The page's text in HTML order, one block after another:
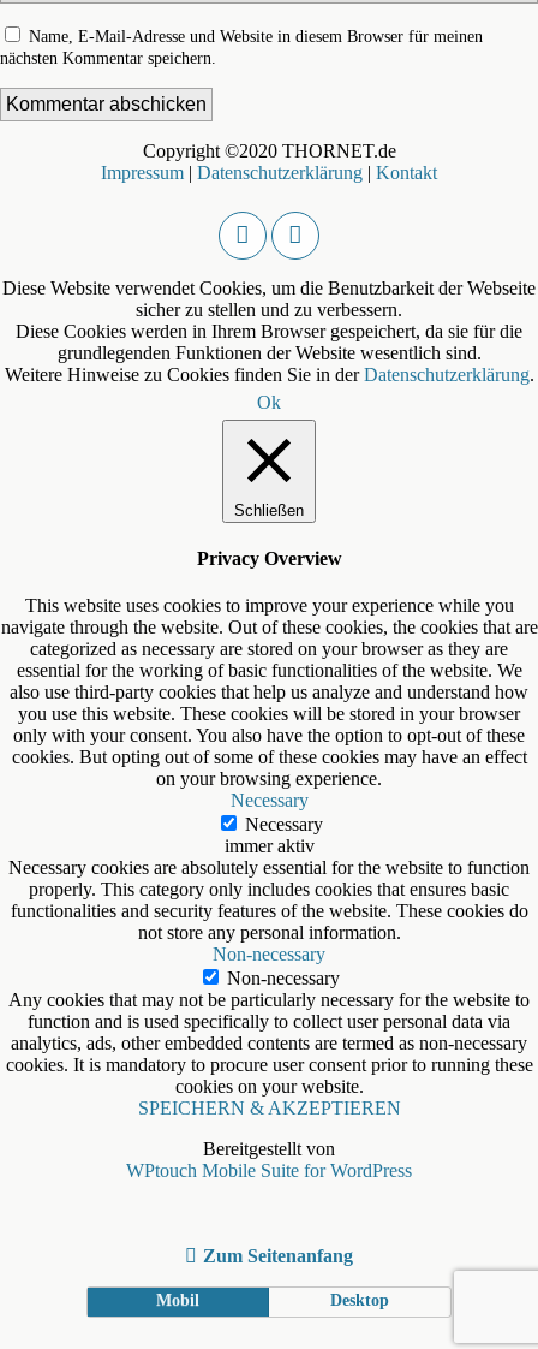
Name, E-Mail-Adresse und Website in diesem Browser für meinen
nächsten Kommentar speichern.
Copyright ©2020 THORNET.de
Impressum | Datenschutzerklärung | Kontakt
Diese Website verwendet Cookies, um die Benutzbarkeit der Webseite
sicher zu stellen und zu verbessern.
Diese Cookies werden in Ihrem Browser gespeichert, da sie für die
grundlegenden Funktionen der Website wesentlich sind.
Weitere Hinweise zu Cookies finden Sie in derDatenschutzerklärung.
Ok
Schließen
Privacy Overview
This website uses cookies to improve your experience while you
navigate through the website. Out of these cookies, the cookies that are
categorized as necessary are stored on your browser as they are
essential for the working of basic functionalities of the website. We
also use third-party cookies that help us analyze and understand how
you use this website. These cookies will be stored in your browser
only with your consent. You also have the option to opt-out of these
cookies. But opting out of some of these cookies may have an effect
on your browsing experience.
Necessary
Necessary
immer aktiv
Necessary cookies are absolutely essential for the website to function
properly. This category only includes cookies that ensures basic
functionalities and security features of the website. These cookies do
not store any personal information.
Non-necessary
Non-necessary
Any cookies that may not be particularly necessary for the website to
function and is used specifically to collect user personal data via
analytics, ads, other embedded contents are termed as non-necessary
cookies. It is mandatory to procure user consent prior to running these
cookies on your website.
SPEICHERN & AKZEPTIEREN
Bereitgestellt von
WPtouch Mobile Suite for WordPress
Zum Seitenanfang
Mobil Desktop